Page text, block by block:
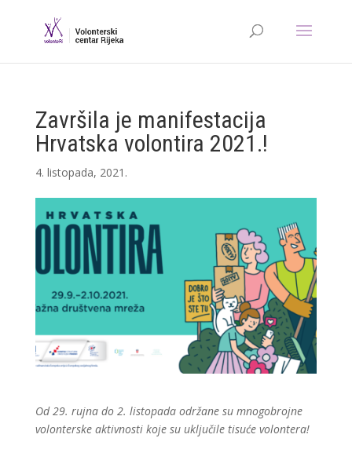
Završila je manifestacija
Hrvatska volontira 2021.!
4. listopada, 2021.
Od 29. rujna do 2. listopada održane su mnogobrojne
volonterske aktivnosti koje su uključile tisuće volontera!